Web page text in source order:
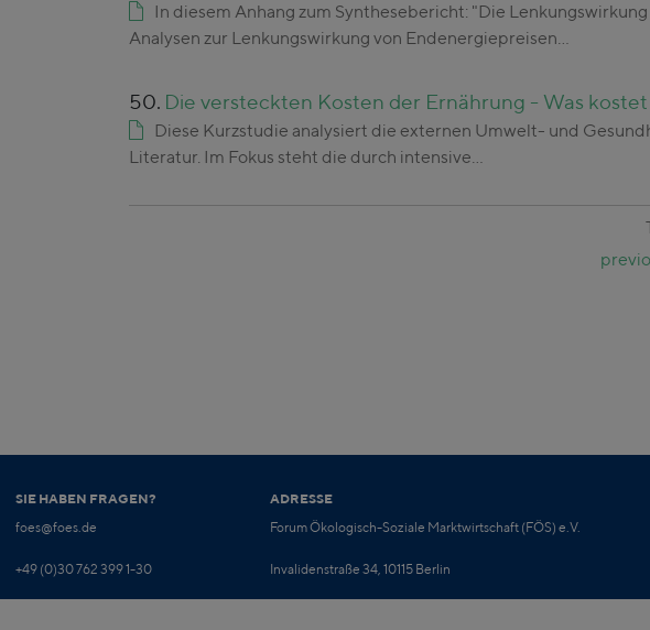
In diesem Anhang zum Synthesebericht: "Die
Analysen zur Lenkungswirkung von Endenergiepreisen…
50. Die versteckten Kosten der Ernährung - Was
Diese Kurzstudie analysiert die externen Umwelt- und
Literatur. Im Fokus steht die durch intensive…
SIE HABEN FRAGEN?
foes@foes.de
+49 (0)30 762 399 1-30
ADRESSE
Forum Ökologisch-Soziale Marktwirtschaft (FÖS) e.V.
Invalidenstraße 34, 10115 Berlin